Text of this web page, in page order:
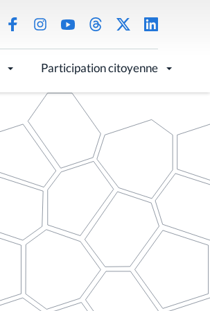
Participation citoyenne